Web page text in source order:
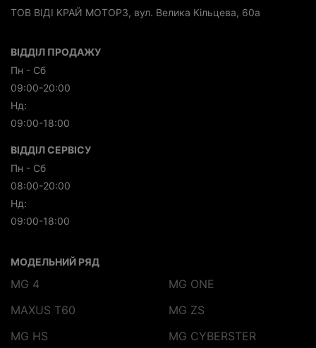
ТОВ ВІДІ КРАЙ МОТОРЗ, вул. Велика Кільцева, 60а
ВІДДІЛ ПРОДАЖУ
Пн - Сб
09:00-20:00
Нд:
09:00-18:00
ВІДДІЛ СЕРВІСУ
Пн - Сб
08:00-20:00
Нд:
09:00-18:00
МОДЕЛЬНИЙ РЯД
MG 4
MG ONE
MAXUS T60
MG ZS
MG HS
MG CYBERSTER